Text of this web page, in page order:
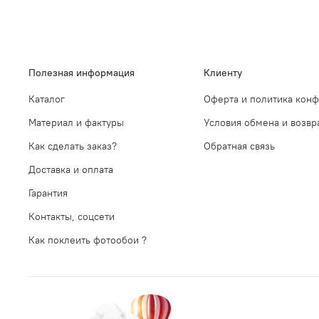
Полезная информация
Каталог
Материал и фактуры
Как сделать заказ?
Доставка и оплата
Гарантия
Контакты, соцсети
Как поклеить фотообои ?
Клиенту
Оферта и политика
Условия обмена и
Обратная связь